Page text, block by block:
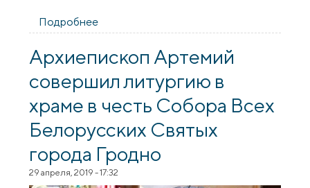
Подробнее
месте строительства храма в честь
иконы Богородицы «Утоли моя печали»
Архиепископ Артемий
совершил литургию в
храме в честь Собора Всех
Белорусских Святых
города Гродно
29 апреля, 2019 - 17:32